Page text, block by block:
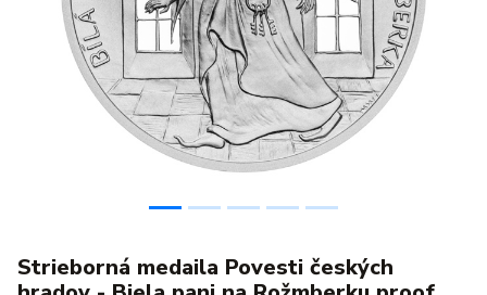
Previous
Strieborná medaila Povesti českých